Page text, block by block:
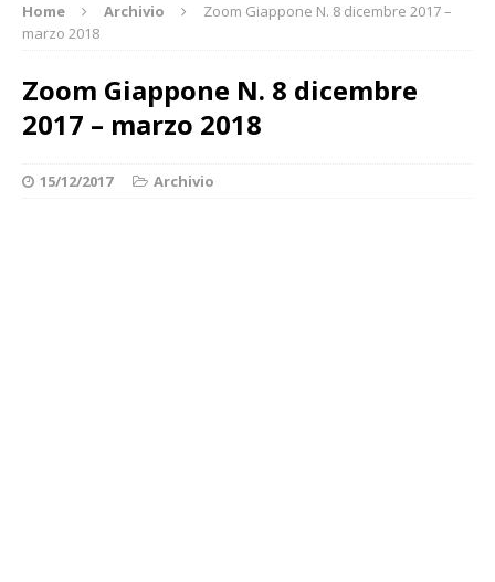
Home Archivio
Zoom Giappone N. 8 dicembre 2017 –
marzo 2018
Zoom Giappone N. 8 dicembre
2017 – marzo 2018
15/12/2017 Archivio